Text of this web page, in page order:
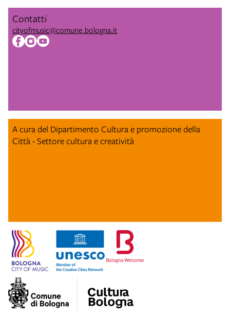
Contatti
cityofmusic@comune.bologna.it
A cura del Dipartimento Cultura e promozione della
Città - Settore cultura e creatività